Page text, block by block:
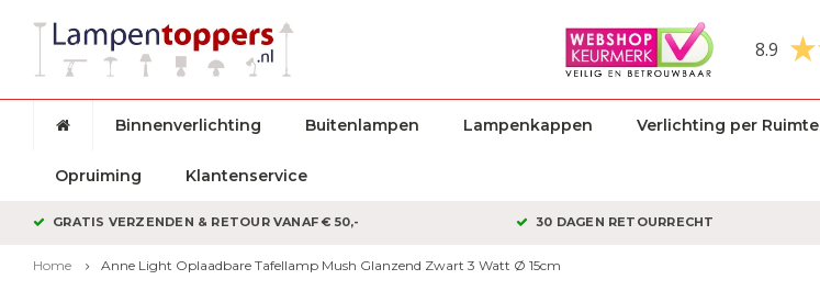
8.9
Binnenverlichting Buitenlampen Lampenkappen Verlichting per Ruimte
Opruiming Klantenservice
GRATIS VERZENDEN & RETOUR VANAF € 50,- 30 DAGEN RETOURRECHT
Home Anne Light Oplaadbare Tafellamp Mush Glanzend Zwart 3 Watt Ø 15cm